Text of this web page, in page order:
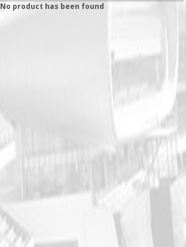
No product has been found